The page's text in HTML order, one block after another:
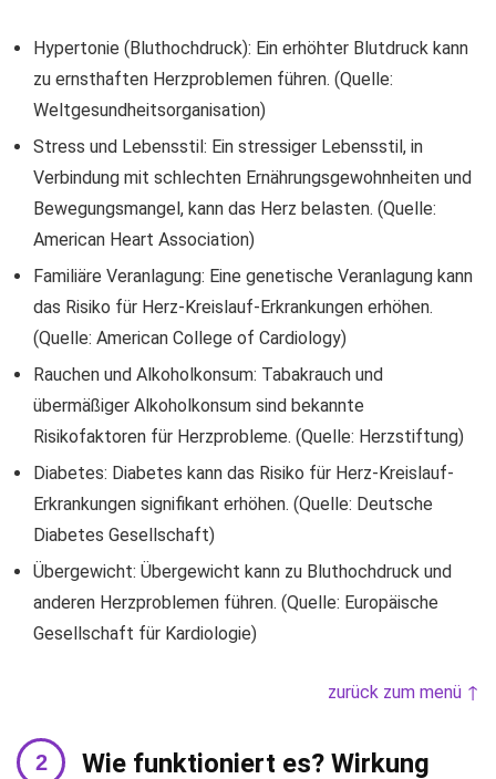
Hypertonie (Bluthochdruck): Ein erhöhter Blutdruck kann
zu ernsthaften Herzproblemen führen. (Quelle:
Weltgesundheitsorganisation)
Stress und Lebensstil: Ein stressiger Lebensstil, in
Verbindung mit schlechten Ernährungsgewohnheiten und
Bewegungsmangel, kann das Herz belasten. (Quelle:
American Heart Association)
Familiäre Veranlagung: Eine genetische Veranlagung kann
das Risiko für Herz-Kreislauf-Erkrankungen erhöhen.
(Quelle: American College of Cardiology)
Rauchen und Alkoholkonsum: Tabakrauch und
übermäßiger Alkoholkonsum sind bekannte
Risikofaktoren für Herzprobleme. (Quelle: Herzstiftung)
Diabetes: Diabetes kann das Risiko für Herz-Kreislauf-
Erkrankungen signifikant erhöhen. (Quelle: Deutsche
Diabetes Gesellschaft)
Übergewicht: Übergewicht kann zu Bluthochdruck und
anderen Herzproblemen führen. (Quelle: Europäische
Gesellschaft für Kardiologie)
zurück zum menü ↑
Wie funktioniert es? Wirkung